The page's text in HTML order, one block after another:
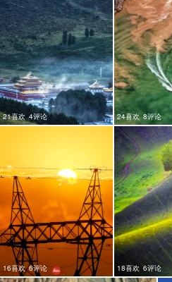
21喜欢 4评论 24喜欢 8评论
16喜欢 6评论 18喜欢 6评论